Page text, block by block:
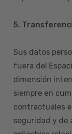
5.
Sus datos
fuera del
dimensión
siempre en
contractuales
seguridad y de